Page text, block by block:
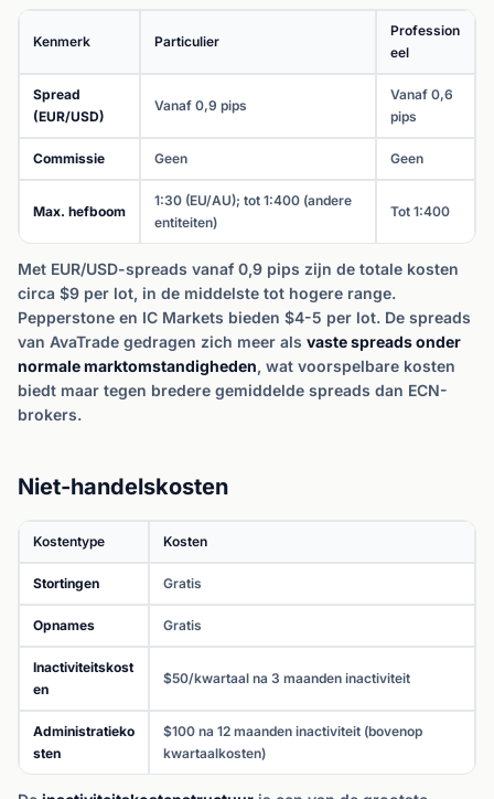
Kenmerk Particulier
Profession
eel
Spread
(EUR/USD)
Vanaf 0,9 pips
Vanaf 0,6
pips
Commissie Geen Geen
Max. hefboom
1:30 (EU/AU); tot 1:400 (andere
entiteiten)
Tot 1:400
Met EUR/USD-spreads vanaf 0,9 pips zijn de totale kosten
circa $9 per lot, in de middelste tot hogere range.
Pepperstone en IC Markets bieden $4-5 per lot. De spreads
van AvaTrade gedragen zich meer als vaste spreads onder
normale marktomstandigheden, wat voorspelbare kosten
biedt maar tegen bredere gemiddelde spreads dan ECN-
brokers.
Niet-handelskosten
Kostentype Kosten
Stortingen Gratis
Opnames Gratis
Inactiviteitskost
en
$50/kwartaal na 3 maanden inactiviteit
Administratieko
sten
$100 na 12 maanden inactiviteit (bovenop
kwartaalkosten)